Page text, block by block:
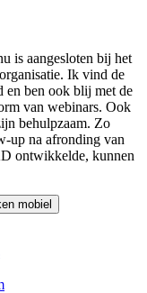
is aangesloten bij het
Ik vind de
ben ook blij met de
van webinars. Ook
behulpzaam. Zo
up na afronding van
ontwikkelde, kunnen